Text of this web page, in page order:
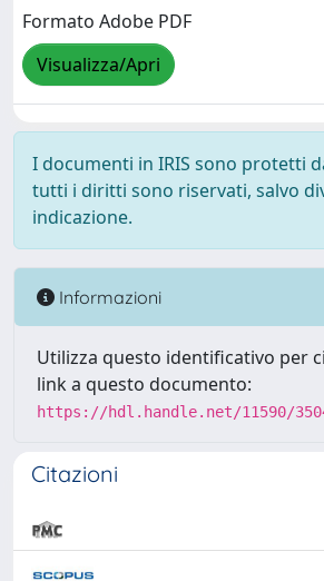
Formato Adobe PDF
Visualizza/Apri
I documenti in IRIS sono protetti
tutti i diritti sono riservati, salvo
indicazione.
Informazioni
Utilizza questo identificativo per
link a questo documento:
https://hdl.handle.net/11590/
Citazioni